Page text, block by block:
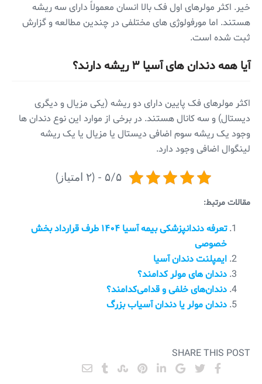
خیر. اکثر مولرهای اول فک بالا انسان معمولاً دارای سه ریشه
هستند. اما مورفولوژی های مختلفی در چندین مطالعه و گزارش
ثبت شده است.
آیا همه دندان های آسیا ۳ ریشه دارند؟
اکثر مولرهای فک پایین دارای دو ریشه (یکی مزیال و دیگری
دیستال) و سه کانال هستند. در برخی از موارد این نوع دندان ها
وجود یک ریشه سوم اضافی دیستال یا مزیال یا یک ریشه
لینگوال اضافی وجود دارد.
۵/۵ - (۲ امتیاز)
مقالات مرتبط:
تعرفه دندانپزشکی بیمه آسیا ۱۴۰۴ طرف قرارداد بخش
خصوصی
ایمپلنت دندان آسیا
دندان های مولر کدامند؟
دندان‌های خلفی و قدامی‌کدامند؟
دندان مولر یا دندان آسیاب بزرگ
SHARE THIS POST